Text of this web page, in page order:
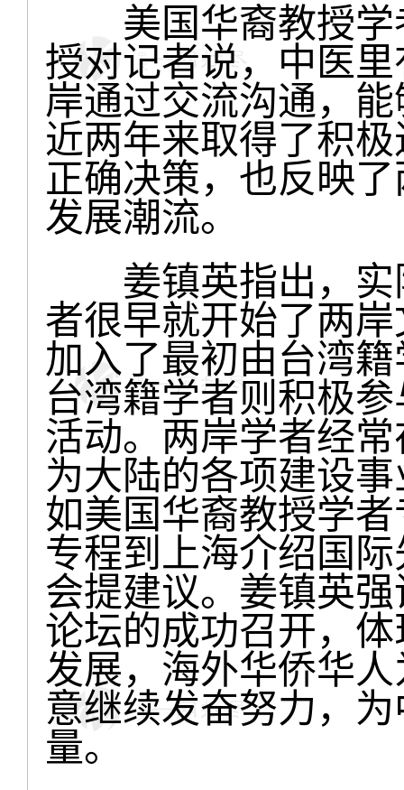
美国华裔教授学
授对记者说，中医里
岸通过交流沟通，
近两年来取得了积
正确决策，也反映
发展潮流。
姜镇英指出，实
者很早就开始了两
加入了最初由台湾
台湾籍学者则积极
活动。两岸学者经
为大陆的各项建设
如美国华裔教授学
专程到上海介绍国
会提建议。姜镇英
论坛的成功召开，
发展，海外华侨华
意继续发奋努力，
量。